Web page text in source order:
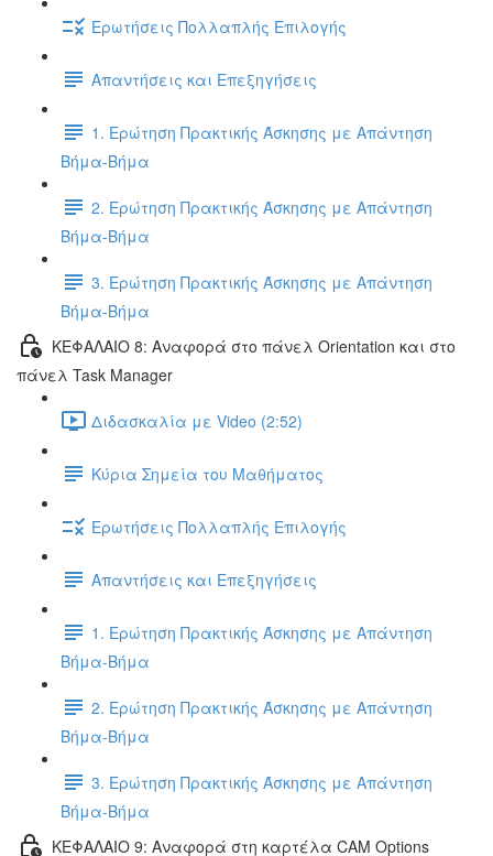
Ερωτήσεις Πολλαπλής Επιλογής
Απαντήσεις και Επεξηγήσεις
1. Ερώτηση Πρακτικής Άσκησης με Απάντηση
Βήμα-Βήμα
2. Ερώτηση Πρακτικής Άσκησης με Απάντηση
Βήμα-Βήμα
3. Ερώτηση Πρακτικής Άσκησης με Απάντηση
Βήμα-Βήμα
ΚΕΦΑΛΑΙΟ 8: Αναφορά στο πάνελ Orientation και στο
πάνελ Task Manager
Διδασκαλία με Video (2:52)
Κύρια Σημεία του Μαθήματος
Ερωτήσεις Πολλαπλής Επιλογής
Απαντήσεις και Επεξηγήσεις
1. Ερώτηση Πρακτικής Άσκησης με Απάντηση
Βήμα-Βήμα
2. Ερώτηση Πρακτικής Άσκησης με Απάντηση
Βήμα-Βήμα
3. Ερώτηση Πρακτικής Άσκησης με Απάντηση
Βήμα-Βήμα
ΚΕΦΑΛΑΙΟ 9: Αναφορά στη καρτέλα CAM Options